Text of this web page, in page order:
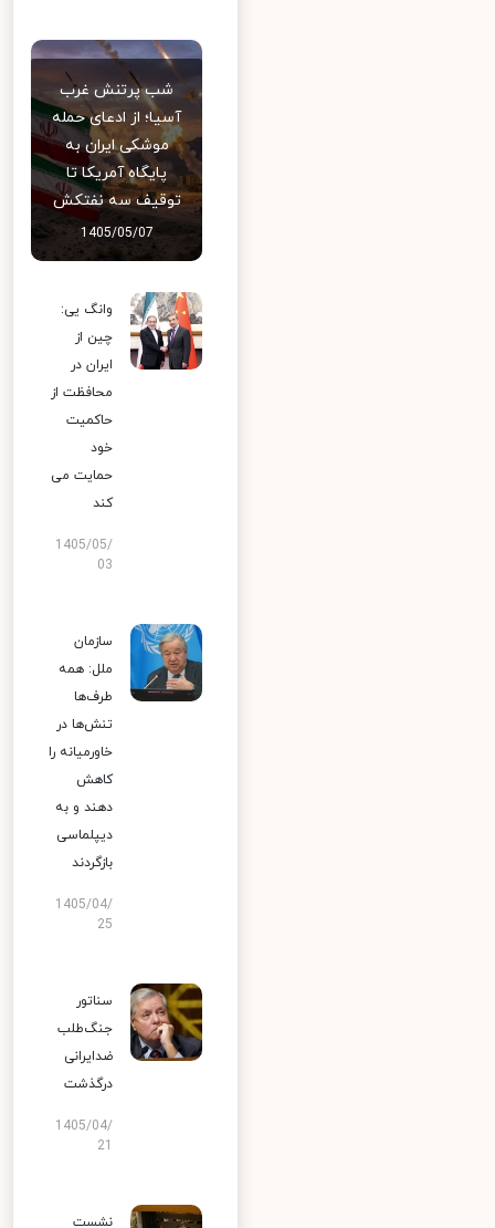
شب پرتنش غرب
آسیا؛ از ادعای حمله
موشکی ایران به
پایگاه آمریکا تا
توقیف سه نفتکش
1405/05/07
وانگ یی:
چین از
ایران در
محافظت از
حاکمیت
خود
حمایت می
کند
1405/05/
03
سازمان
ملل: همه
طرف‌ها
تنش‌ها در
خاورمیانه را
کاهش
دهند و به
دیپلماسی
بازگردند
1405/04/
25
سناتور
جنگ‌طلب
ضدایرانی
درگذشت
1405/04/
نشست